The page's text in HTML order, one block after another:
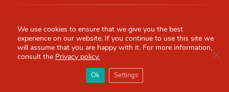
你必备的英国指南
We feature affiliate links in our contents which means we may get
paid commissions through purchases made through our links to
retailer sites.
Content is provided by users, brands or merchants. Some
information may have been generated by AI and is provided for
guidance only. Accuracy and availability may change without prior
We use cookies to ensure that we give you the best
experience on our website. If you continue to use this site we
will assume that you are happy with it. For more information,
consult the Privacy policy.
Ok Settings